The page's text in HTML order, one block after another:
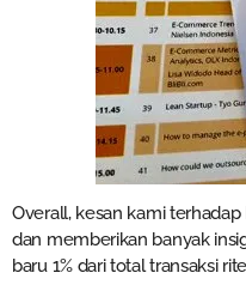
Overall, kesan kami
dan memberikan banyak
baru 1% dari total transaksi